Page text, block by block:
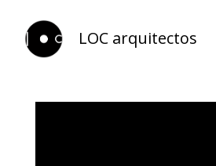
LOC arquitectos